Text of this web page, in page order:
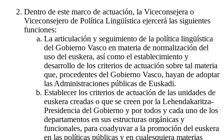
Dentro de este marco de actuación, la Viceconsejera o
Viceconsejero de Política Lingüística ejercerá las siguientes
funciones:
La articulación y seguimiento de la política lingüística
del Gobierno Vasco en materia de normalización del
uso del euskera, así como el establecimiento y
desarrollo de los criterios de actuación sobre tal materia
que, procedentes del Gobierno Vasco, hayan de adoptar
las Administraciones públicas de Euskadi.
Establecer los criterios de actuación de las unidades de
euskera creadas o que se creen por la Lehendakaritza-
Presidencia del Gobierno y por todos y cada uno de los
departamentos en sus estructuras orgánicas y
funcionales, para coadyuvar a la promoción del euskera
en las políticas públicas y en cualesquiera materias